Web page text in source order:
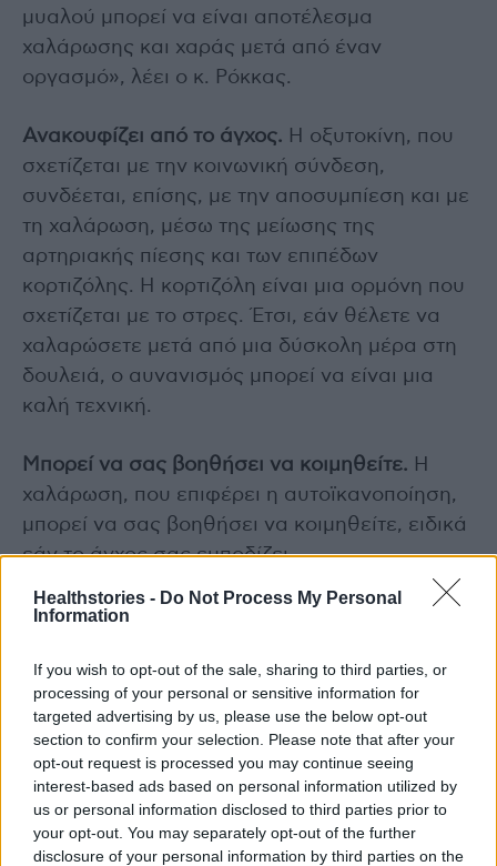
Healthstories - Do Not Process My Personal
Information
If you wish to opt-out of the sale, sharing to third parties, or
processing of your personal or sensitive information for
targeted advertising by us, please use the below opt-out
section to confirm your selection. Please note that after your
opt-out request is processed you may continue seeing
interest-based ads based on personal information utilized by
us or personal information disclosed to third parties prior to
your opt-out. You may separately opt-out of the further
disclosure of your personal information by third parties on the
μυαλού μπορεί να είναι αποτέλεσμα
χαλάρωσης και χαράς μετά από έναν
οργασμό», λέει ο κ. Ρόκκας.
Ανακουφίζει από το άγχος. Η οξυτοκίνη, που
σχετίζεται με την κοινωνική σύνδεση,
συνδέεται, επίσης, με την αποσυμπίεση και με
τη χαλάρωση, μέσω της μείωσης της
αρτηριακής πίεσης και των επιπέδων
κορτιζόλης. Η κορτιζόλη είναι μια ορμόνη που
σχετίζεται με το στρες. Έτσι, εάν θέλετε να
χαλαρώσετε μετά από μια δύσκολη μέρα στη
δουλειά, ο αυνανισμός μπορεί να είναι μια
καλή τεχνική.
Μπορεί να σας βοηθήσει να κοιμηθείτε. Η
χαλάρωση, που επιφέρει η αυτοϊκανοποίηση,
μπορεί να σας βοηθήσει να κοιμηθείτε, ειδικά
εάν το άγχος σας εμποδίζει.
Συμβάλλει στην αυτοεκτίμηση.
«κουμπιά» σας και να αγαπήσετε τον εαυτό
σας.
Βελτιώνει τη σεξουαλική σας ζωή.Δεν είναι
τυχαίο που οι σεξολόγοι λένε να
αυνανιζόμαστε τακτικά, είτε έχουμε κάποια
ερωτική σχέση είτε όχι. Υπάρχουν κάποιες